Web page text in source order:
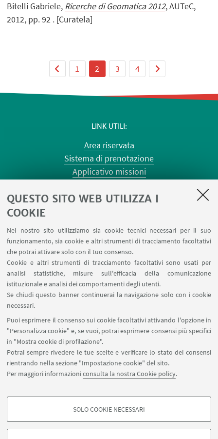
QUESTO SITO WEB UTILIZZA I
COOKIE
Nel nostro sito utilizziamo sia cookie tecnici necessari per il suo
funzionamento, sia cookie e altri strumenti di tracciamento facoltativi
che potrai attivare solo con il tuo consenso.
Cookie e altri strumenti di tracciamento facoltativi sono usati per
analisi statistiche, misure sull'efficacia della comunicazione
istituzionale e analisi dei comportamenti degli utenti.
Se chiudi questo banner continuerai la navigazione solo con i cookie
necessari.
Puoi esprimere il consenso sui cookie facoltativi attivando l'opzione in
"Personalizza cookie" e, se vuoi, potrai esprimere consensi più specifici
in "Mostra cookie di profilazione".
Potrai sempre rivedere le tue scelte e verificare lo stato dei consensi
rientrando nella sezione "Impostazione cookie" del sito.
Per maggiori informazioniconsulta la nostra Cookie policy.
COOKIE DI PROFILAZIONE - FACOLTATIVI
SOLO COOKIE NECESSARI
Bitelli Gabriele, Ricerche di Geomatica 2012, AUTeC,
2012, pp. 92 . [Curatela]
1 2 3 4
LINK UTILI
Area riservata
Sistema di prenotazione
Applicativo missioni
Planner aule Terracini
Forms per sottomissione eventi/notizie
Carta dei servizi
SEGUI IL DIPARTIMENTO SU:
SEGUI UNIBO SU:
APP:
©Copyright 2026 - ALMA MATER STUDIORUM - Università di